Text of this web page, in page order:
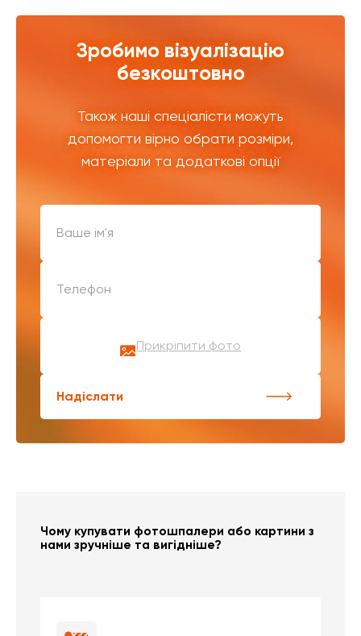
Зробимо візуалізацію
безкоштовно
Також наші спеціалісти можуть
допомогти вірно обрати розміри,
матеріали та додаткові опції
Прикріпити фото
Надіслати
Чому купувати фотошпалери або картини з
нами зручніше та вигідніше?